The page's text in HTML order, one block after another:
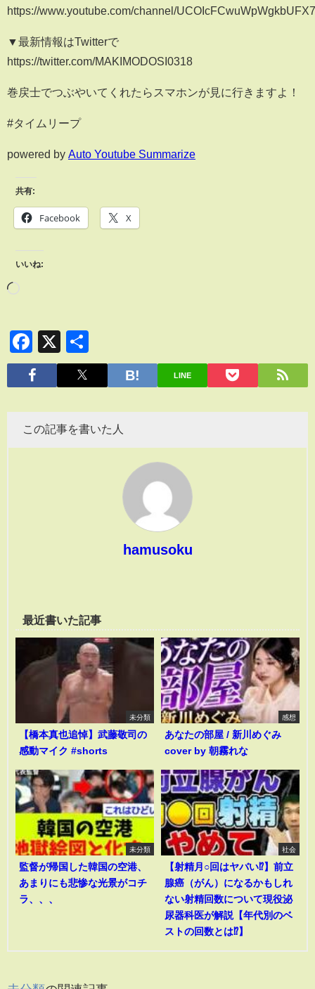
https://www.youtube.com/channel/
▼最新情報はTwitterで
https://twitter.com/MAKIMODOSI0318
巻戻士でつぶやいてくれたらスマホンが見に行きますよ！
#タイムリープ
powered by Auto Youtube Summarize
共有:
Facebook X
いいね:
Facebook
X
有
LINE
この記事を書いた人
hamusoku
最近書いた記事
未分類
【橋本真也追悼】武藤敬司の
感動マイク #shorts
感想
あなたの部屋 / 新川めぐみ
cover by 朝霧れな
未分類
監督が帰国した韓国の空港、
あまりにも悲惨な光景がコチ
ラ、、、
社会
【射精月○回はヤバい⁉︎】前立
腺癌（がん）になるかもしれ
ない射精回数について現役泌
尿器科医が解説【年代別のベ
ストの回数とは⁉︎】